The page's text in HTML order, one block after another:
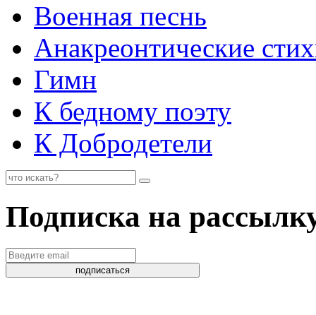
Военная песнь
Анакреонтические
Гимн
К бедному поэту
К Добродетели
Подписка на
подписаться